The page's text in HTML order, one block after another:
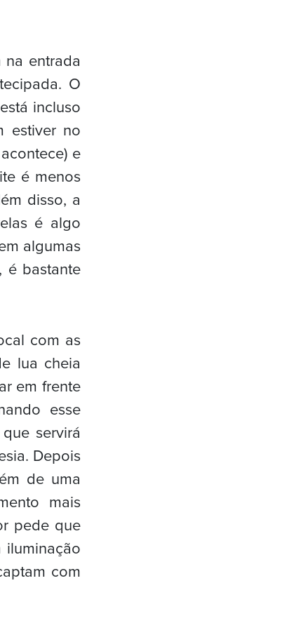
entrada
O
incluso
estiver no
e
é menos
disso, a
é algo
algumas
é bastante
com as
lua cheia
em frente
esse
servirá
Depois
de uma
mais
pede que
com